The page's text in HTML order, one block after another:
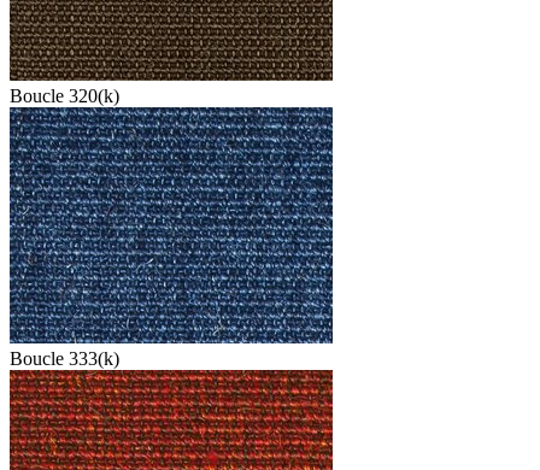
Boucle 320(k)
Boucle 333(k)